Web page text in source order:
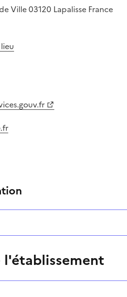
Ville03120 Lapalisse France